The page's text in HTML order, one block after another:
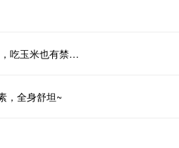
玉米不能常吃？医生提醒：以下3种人尽量少吃，很多人还不懂，吃玉米也有禁忌！
，全身舒坦~